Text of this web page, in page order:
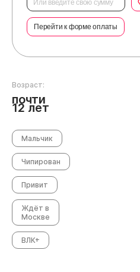
Перейти к форме оплаты
Возраст:
почти
12 лет
Мальчик
Чипирован
Привит
Ждёт в
Москве
ВЛК+